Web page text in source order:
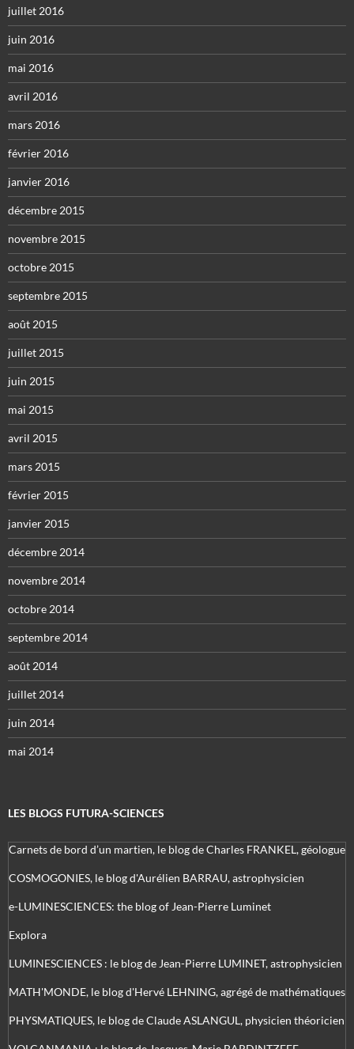
juillet 2016
juin 2016
mai 2016
avril 2016
mars 2016
février 2016
janvier 2016
décembre 2015
novembre 2015
octobre 2015
septembre 2015
août 2015
juillet 2015
juin 2015
mai 2015
avril 2015
mars 2015
février 2015
janvier 2015
décembre 2014
novembre 2014
octobre 2014
septembre 2014
août 2014
juillet 2014
juin 2014
mai 2014
LES BLOGS FUTURA-SCIENCES
Carnets de bord d’un martien, le blog de Charles FRANKEL, géologue
COSMOGONIES, le blog d'Aurélien BARRAU, astrophysicien
e-LUMINESCIENCES: the blog of Jean-Pierre Luminet
Explora
LUMINESCIENCES : le blog de Jean-Pierre LUMINET, astrophysicien
MATH'MONDE, le blog d'Hervé LEHNING, agrégé de mathématiques
PHYSMATIQUES, le blog de Claude ASLANGUL, physicien théoricien